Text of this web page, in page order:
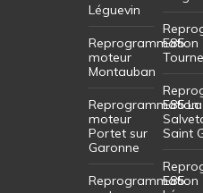
Léguevin
Reprogrammation
moteur
Montauban
Reprogrammation
moteur
Portet sur
Garonne
Reprogrammation
E85
E85 La
Saint
E85